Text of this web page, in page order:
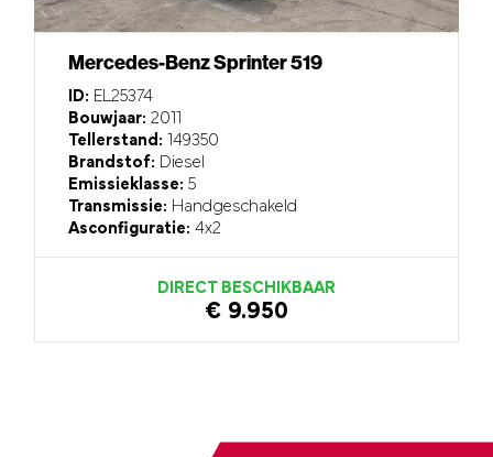
Mercedes-Benz Sprinter 519
ID: EL25374
Bouwjaar: 2011
Tellerstand: 149350
Brandstof: Diesel
Emissieklasse: 5
Transmissie: Handgeschakeld
Asconfiguratie: 4x2
DIRECT BESCHIKBAAR
€ 9.950